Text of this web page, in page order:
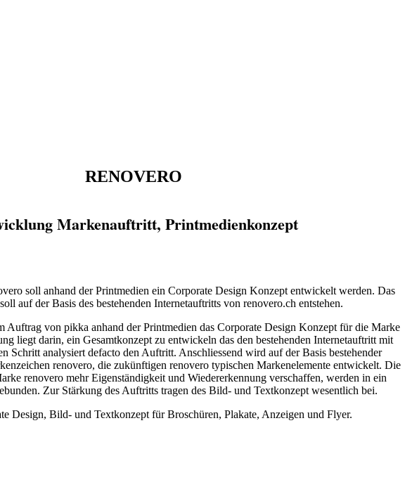
RENOVERO
Markenauftritt, Printmedienkonzept
soll anhand der Printmedien ein Corporate Design Konzept entwickelt werden. Das
auf der Basis des bestehenden Internetauftritts von renovero.ch entstehen.
Auftrag von pikka anhand der Printmedien das Corporate Design Konzept für die Marke
liegt darin, ein Gesamtkonzept zu entwickeln das den bestehenden Internetauftritt mit
Schritt analysiert defacto den Auftritt. Anschliessend wird auf der Basis bestehender
renovero, die zukünftigen renovero typischen Markenelemente entwickelt. Die
renovero mehr Eigenständigkeit und Wiedererkennung verschaffen, werden in ein
Zur Stärkung des Auftritts tragen des Bild- und Textkonzept wesentlich bei.
Design, Bild- und Textkonzept für Broschüren, Plakate, Anzeigen und Flyer.